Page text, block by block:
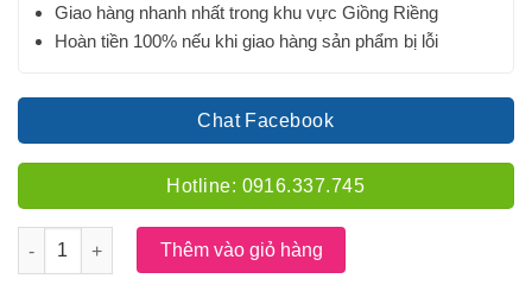
Giao hàng nhanh nhất trong khu vực Giồng Riềng
Hoàn tiền 100% nếu khi giao hàng sản phẩm bị lỗi
Chat Facebook
Hotline: 0916.337.745
Số lượng Thêm vào giỏ hàng